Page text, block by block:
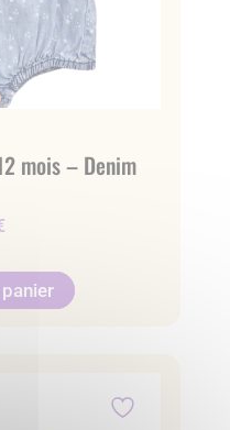
mois – Denim